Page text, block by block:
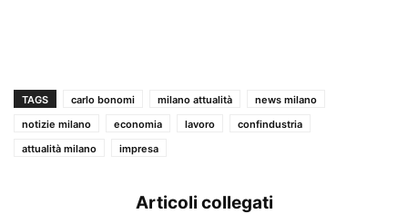
TAGS carlo bonomi milano attualità
news milano
notizie milano
economia lavoro
confindustria
attualità milano
impresa
Articoli collegati